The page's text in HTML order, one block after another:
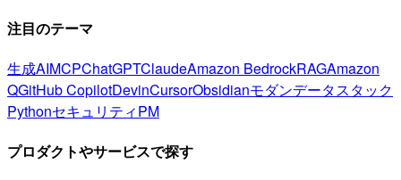
注目のテーマ
生成AIMCPChatGPTClaudeAmazon BedrockRAGAmazon
QGitHub CopilotDevinCursorObsidianモダンデータスタック
PythonセキュリティPM
プロダクトやサービスで探す